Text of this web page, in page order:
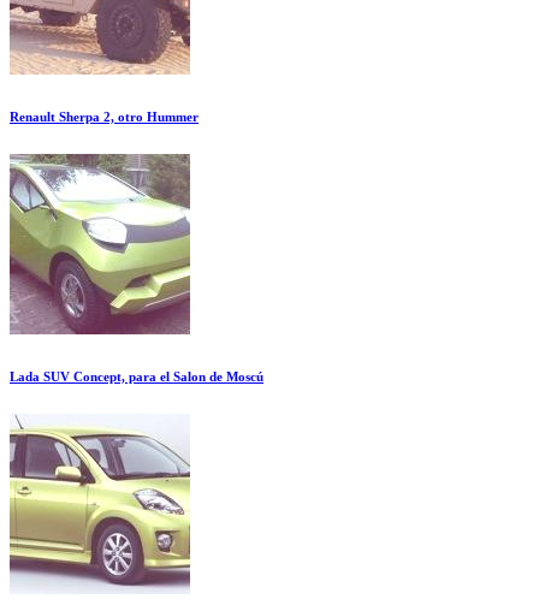
Renault Sherpa 2, otro Hummer
Lada SUV Concept, para el Salon de Moscú